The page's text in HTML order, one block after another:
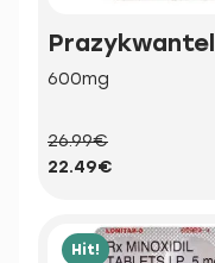
Prazykwantel
600mg
26.99€
22.49€
Hit!